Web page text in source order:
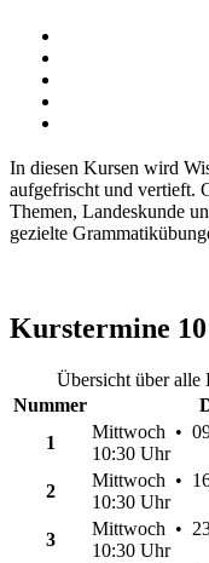
In diesen Kursen wird
aufgefrischt und vertieft.
Themen, Landeskunde
gezielte
Kurstermine 10
Übersicht über alle
Nummer
1
Mittwoch •
10:30 Uhr
2
Mittwoch •
10:30 Uhr
3
Mittwoch •
10:30 Uhr